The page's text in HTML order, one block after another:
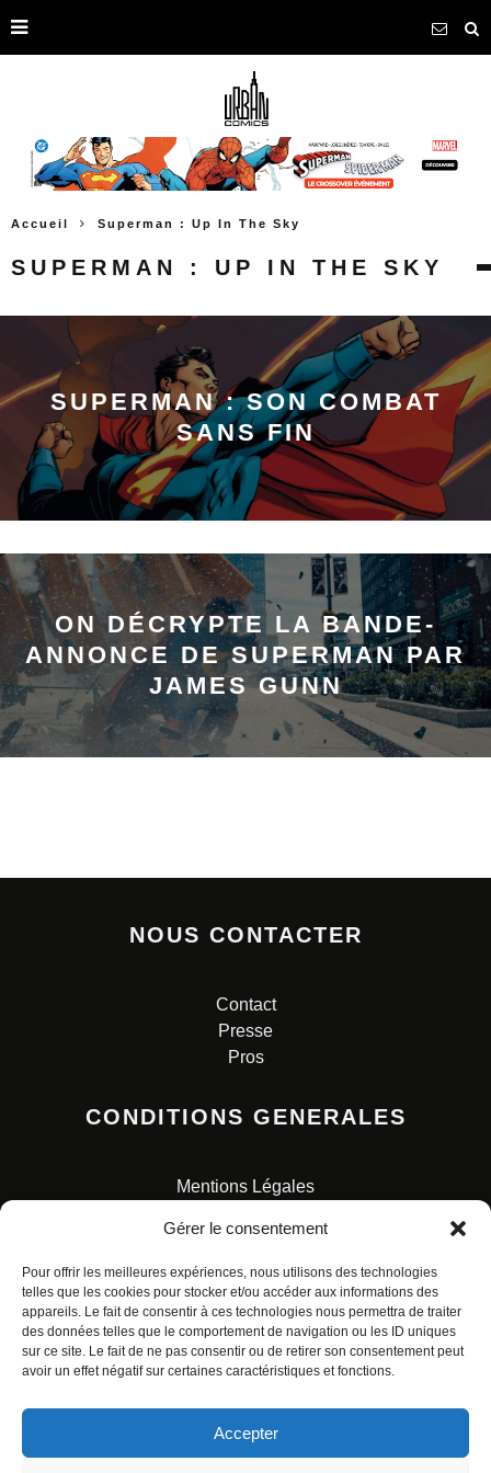
Gérer le consentement
Pour offrir les meilleures expériences, nous utilisons des technologies
telles que les cookies pour stocker et/ou accéder aux informations des
appareils. Le fait de consentir à ces technologies nous permettra de traiter
des données telles que le comportement de navigation ou les ID uniques
sur ce site. Le fait de ne pas consentir ou de retirer son consentement peut
avoir un effet négatif sur certaines caractéristiques et fonctions.
Accepter
Accueil Superman : Up In The Sky
SUPERMAN : UP IN THE SKY
SUPERMAN : SON COMBAT
SANS FIN
ON DÉCRYPTE LA BANDE-
ANNONCE DE SUPERMAN PAR
JAMES GUNN
NOUS CONTACTER
Contact
Presse
Pros
CONDITIONS GENERALES
Mentions Légales
Charte pour la protection des données personnelles
© ALL RIGHTS RESERVED. URBAN COMICS POUR LES